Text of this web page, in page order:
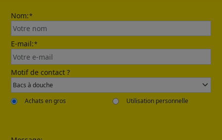
Send
Nom:*
E-mail:*
Motif de contact ?
Achats en gros Utilisation personnelle